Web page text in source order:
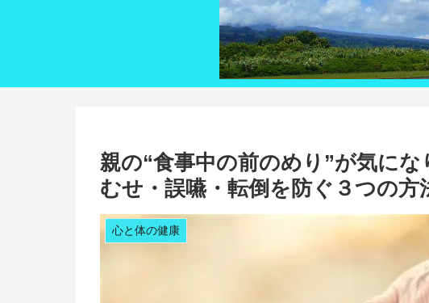
親の“食事中の前のめり”が気に
むせ・誤嚥・転倒を防ぐ３つの方
心と体の健康